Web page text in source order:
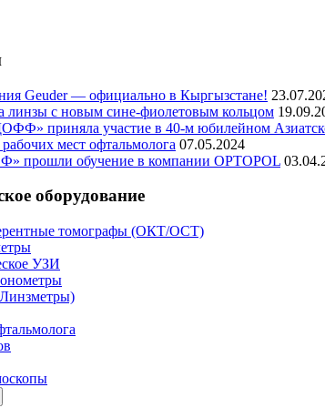
Geuder — официально в Кыргызстане!
линзы с новым сине-фиолетовым кольцом
приняла участие в 40-м юбилейном
мест офтальмолога 07.05.2024
обучение в компании OPTOPOL
оборудование
томографы (ОКТ/ОСТ)
УЗИ